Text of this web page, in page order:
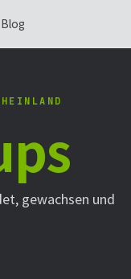
Blog
gewachsen und